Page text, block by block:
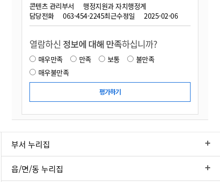
콘텐츠 관리부서
행정지원과 자치행정계
담당전화
063-454-2245최근수정일 2025-02-06
열람하신 정보에 대해 만족하십니까?
매우만족 만족 보통
불만족
매우불만족
부서 누리집
읍/면/동 누리집